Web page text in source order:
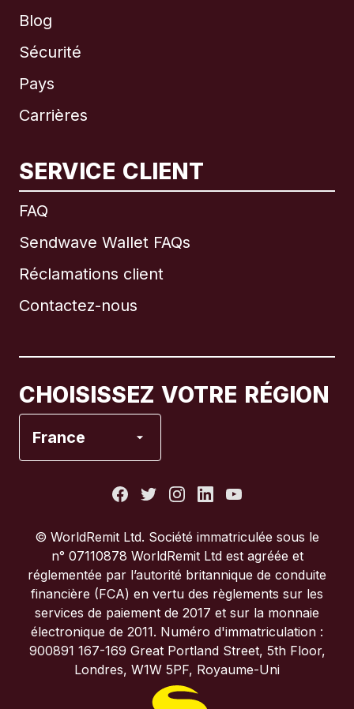
Blog
Sécurité
Pays
Carrières
SERVICE CLIENT
FAQ
Sendwave Wallet FAQs
Réclamations client
Contactez-nous
CHOISISSEZ VOTRE RÉGION
France
International English
Brésil
Italie
Portugal
Royaume-Uni
© WorldRemit Ltd. Société immatriculée sous le
n° 07110878 WorldRemit Ltd est agréée et
réglementée par l’autorité britannique de conduite
financière (FCA) en vertu des règlements sur les
services de paiement de 2017 et sur la monnaie
électronique de 2011. Numéro d'immatriculation :
900891 167-169 Great Portland Street, 5th Floor,
Londres, W1W 5PF, Royaume-Uni